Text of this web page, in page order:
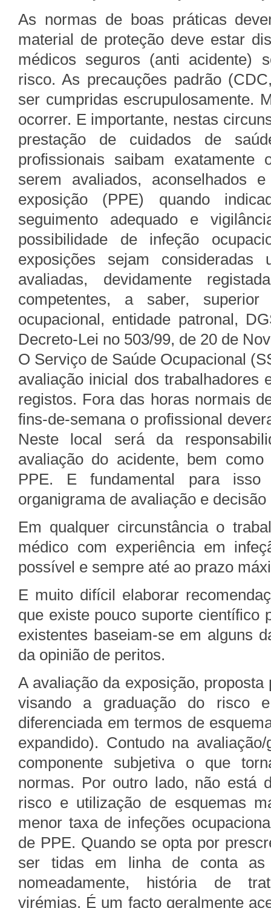
As normas de boas práticas
material de proteção deve estar
médicos seguros (anti acidente)
risco. As precauções padrão
ser cumpridas escrupulosamente.
ocorrer. E importante, nestas
prestação de cuidados de
profissionais saibam
serem avaliados, aconselhados
exposição (PPE) quando
seguimento adequado e
possibilidade de infeção
exposições sejam consideradas
avaliadas, devidamente
competentes, a saber,
ocupacional, entidade patronal,
Decreto-Lei no 503/99, de 20 de
O Serviço de Saúde Ocupacional
avaliação inicial dos trabalhadores
registos. Fora das horas normais
fins-de-semana o profissional
Neste local será da
avaliação do acidente, bem
PPE. E fundamental para
organigrama de avaliação e decisão
Em qualquer circunstância o
médico com experiência em
possível e sempre até ao prazo
E muito difícil elaborar
que existe pouco suporte científico
existentes baseiam-se em alguns
da opinião de peritos.
A avaliação da exposição,
visando a graduação do risco
diferenciada em termos de
expandido). Contudo na
componente subjetiva o que
normas. Por outro lado, não está
risco e utilização de esquemas
menor taxa de infeções
de PPE. Quando se opta por
ser tidas em linha de conta as
nomeadamente, história de
virémias. É um facto geralmente